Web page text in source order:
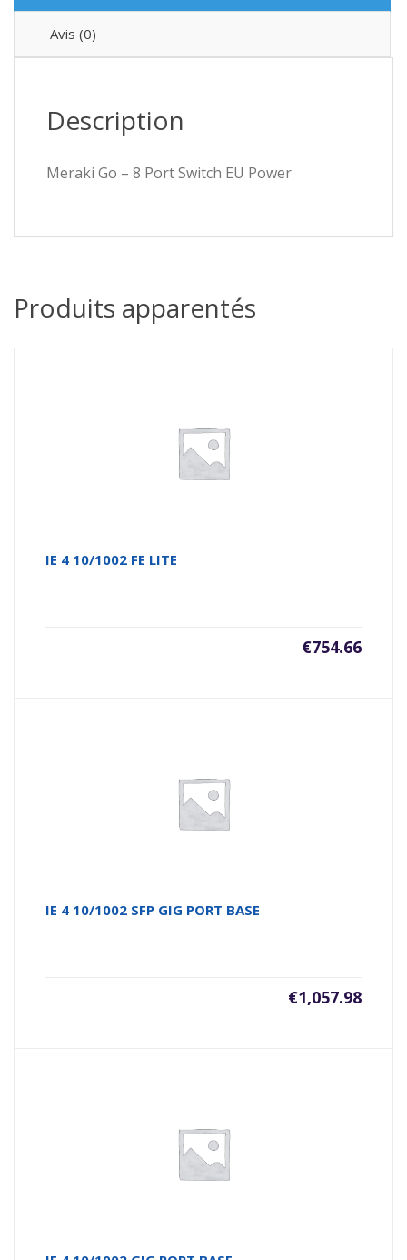
Avis (0)
Description
Meraki Go – 8 Port Switch EU Power
Produits apparentés
IE 4 10/1002 FE LITE
€754.66
IE 4 10/1002 SFP GIG PORT BASE
€1,057.98